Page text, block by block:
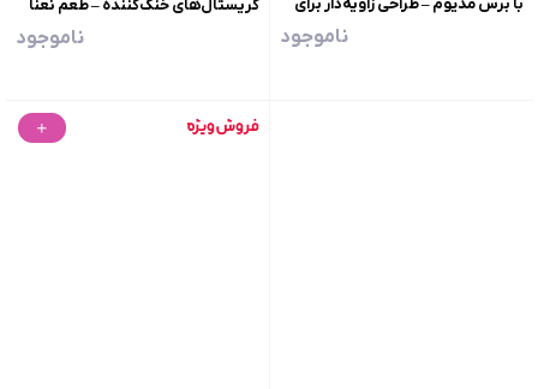
با برس مدیوم – طراحی زاویه‌دار برای
ناموجود
کریستال‌های خنک‌کننده – طعم نعنا
یخی، تازه‌سازی فوق‌العاده دهانناموجود